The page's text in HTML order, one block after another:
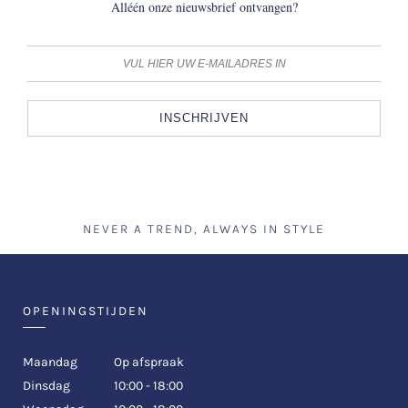
Alléén onze nieuwsbrief ontvangen?
INSCHRIJVEN
NEVER A TREND, ALWAYS IN STYLE
OPENINGSTIJDEN
Maandag
Op afspraak
Dinsdag
10:00 - 18:00